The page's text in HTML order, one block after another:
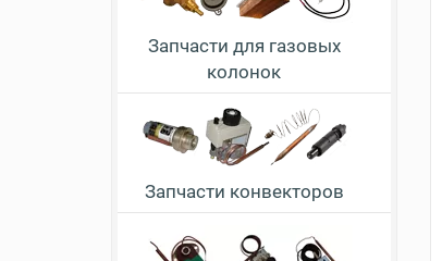
Запчасти для газовых
колонок
Запчасти конвекторов